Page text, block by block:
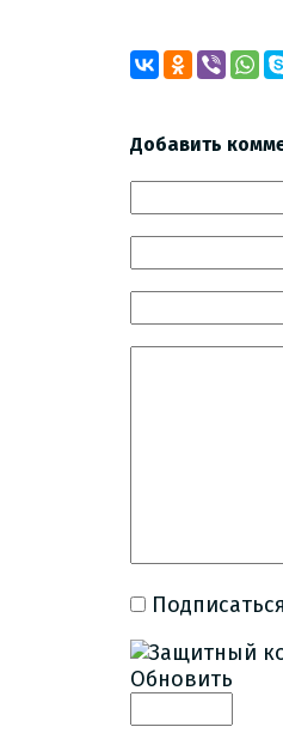
Добавить
Обновить